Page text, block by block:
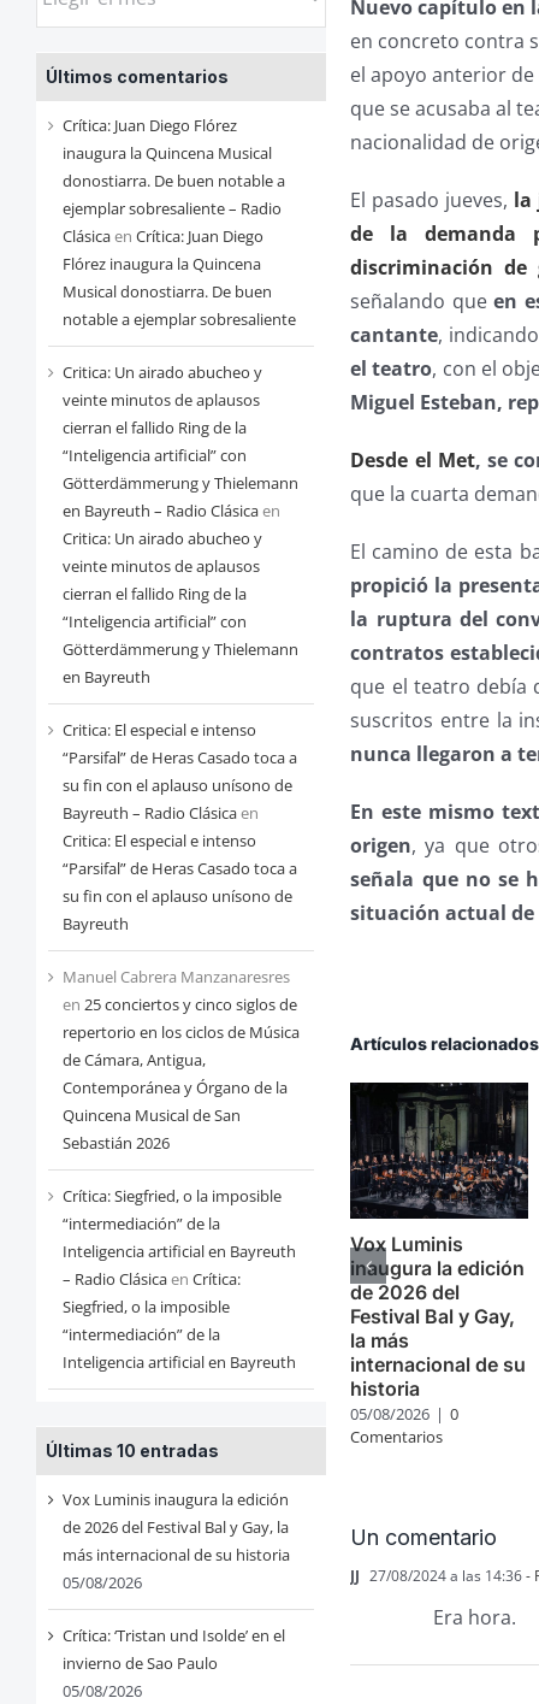
entradas
de
cada
mes
Últimos comentarios
Crítica: Juan Diego Flórez
inaugura la Quincena Musical
donostiarra. De buen notable a
ejemplar sobresaliente – Radio
Clásicaen Crítica: Juan Diego
Flórez inaugura la Quincena
Musical donostiarra. De buen
notable a ejemplar sobresaliente
Critica: Un airado abucheo y
veinte minutos de aplausos
cierran el fallido Ring de la
“Inteligencia artificial” con
Götterdämmerung y Thielemann
en Bayreuth – Radio Clásicaen
Critica: Un airado abucheo y
veinte minutos de aplausos
cierran el fallido Ring de la
“Inteligencia artificial” con
Götterdämmerung y Thielemann
en Bayreuth
Critica: El especial e intenso
“Parsifal” de Heras Casado toca a
su fin con el aplauso unísono de
Bayreuth – Radio Clásicaen
Critica: El especial e intenso
“Parsifal” de Heras Casado toca a
su fin con el aplauso unísono de
Bayreuth
Manuel Cabrera Manzanaresres
en 25 conciertos y cinco siglos de
repertorio en los ciclos de Música
de Cámara, Antigua,
Contemporánea y Órgano de la
Quincena Musical de San
Sebastián 2026
Crítica: Siegfried, o la imposible
“intermediación” de la
Inteligencia artificial en Bayreuth
– Radio Clásicaen Crítica:
Siegfried, o la imposible
“intermediación” de la
Inteligencia artificial en Bayreuth
Últimas 10 entradas
Vox Luminis inaugura la edición
de 2026 del Festival Bal y Gay, la
más internacional de su historia
05/08/2026
Crítica: ‘Tristan und Isolde’ en el
invierno de Sao Paulo
05/08/2026
Nuevo capítulo en
en concreto contra
el apoyo anterior
que se acusaba al
nacionalidad de
El pasado jueves, la
de la demanda
discriminación de
señalando queen
cantante,
el teatro, con el
Miguel Esteban,
Desde el Met, se
que la cuarta
El camino de esta
propició la
la ruptura del
contratos
que el teatro debía
suscritos entre la
nunca llegaron a
En este mismo
origen, ya que
señala que no se
situación actual de
Artículos relacionados
Vox Luminis
inaugura la edición
de 2026 del
Festival Bal y Gay,
la más
internacional de su
historia
05/08/2026 | 0
Comentarios
Un comentario
JJ 27/08/2024 a las 14:36-
Era hora.